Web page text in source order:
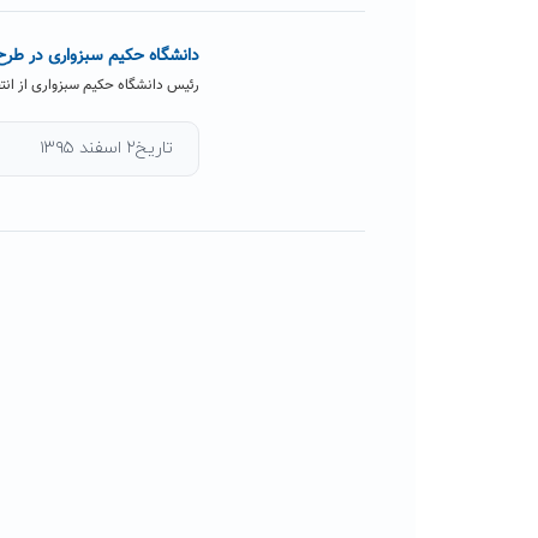
دانشگاه حکیم سبزواری در طرح
رئیس دانشگاه حکیم سبزواری از انتخاب این
تاریخ۲ اسفند ۱۳۹۵